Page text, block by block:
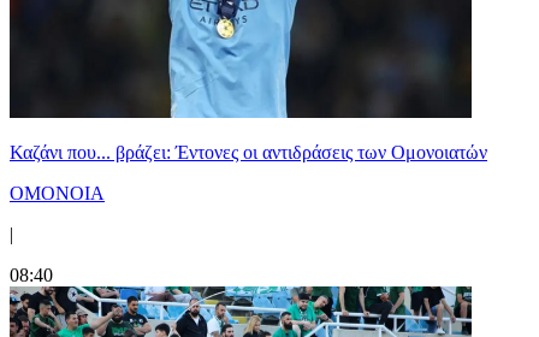
Καζάνι που... βράζει: Έντονες οι αντιδράσεις των Ομονοιατών
ΟΜΟΝΟΙΑ
|
08:40